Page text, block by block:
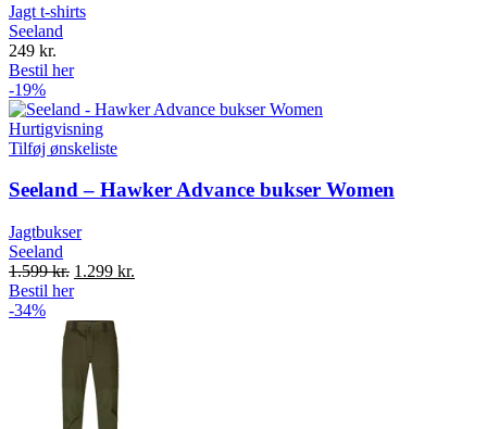
Jagt t-shirts
Seeland
249 kr.
Bestil her
-19%
Hurtigvisning
Tilføj ønskeliste
Seeland – Hawker Advance bukser Women
Jagtbukser
Seeland
1.599kr. Original
price
1.599 kr..
1.299 kr.
Bestil her
-34%